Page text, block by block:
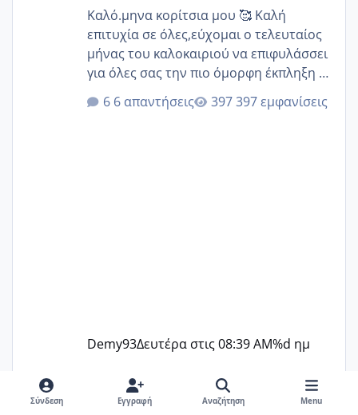
Καλό.μηνα κορίτσια μου 🥰 Καλή
επιτυχία σε όλες,εύχομαι ο τελευταίος
μήνας του καλοκαιριού να επιφυλάσσει
για όλες σας την πιο όμορφη έκπληξη 🧿
@Elk @Melikara86 @Παρασκευαιδου
@Zenia z @melitiniღ @Christi.D.
6 απαντήσεις 397 εμφανίσεις
Demy93Δευτέρα στις 08:39 AM%d ημ
Σύνδεση Εγγραφή Αναζήτηση Menu